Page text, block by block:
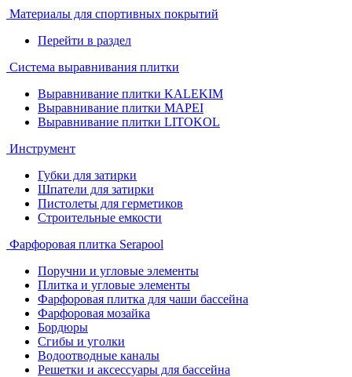
Материалы для спортивных покрытий
Перейти в раздел
Система выравнивания плитки
Выравнивание плитки KALEKIM
Выравнивание плитки MAPEI
Выравнивание плитки LITOKOL
Инструмент
Губки для затирки
Шпатели для затирки
Пистолеты для герметиков
Строительные емкости
Фарфоровая плитка Serapool
Поручни и угловые элементы
Плитка и угловые элементы
Фарфоровая плитка для чаши бассейна
Фарфоровая мозайка
Бордюры
Сгибы и уголки
Водоотводные каналы
Решетки и аксессуары для бассейна